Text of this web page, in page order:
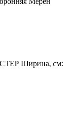
Ширина, см: